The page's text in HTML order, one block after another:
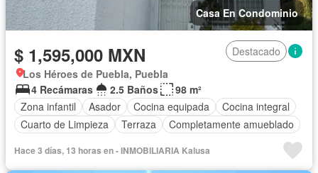
Casa En Condominio
$ 1,595,000 MXN
Destacado
Los Héroes de Puebla, Puebla
4 Recámaras
2.5 Baños
98 m²
Zona infantil
Asador Cocina equipada
Cocina integral
Cuarto de Limpieza
Terraza Completamente amueblado
Hace 3 días, 13 horas en - INMOBILIARIA Kalusa